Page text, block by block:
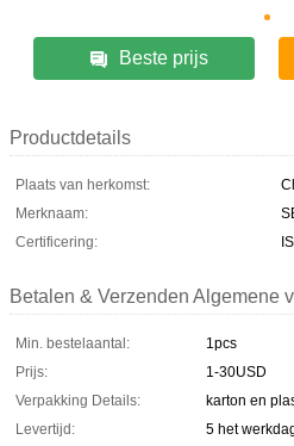
Beste prijs
Productdetails
Plaats van herkomst:
Merknaam:
Certificering:
Betalen & Verzenden Algemene
Min. bestelaantal:
1pcs
Prijs:
1-30USD
Verpakking Details:
karton en
Levertijd:
5 het